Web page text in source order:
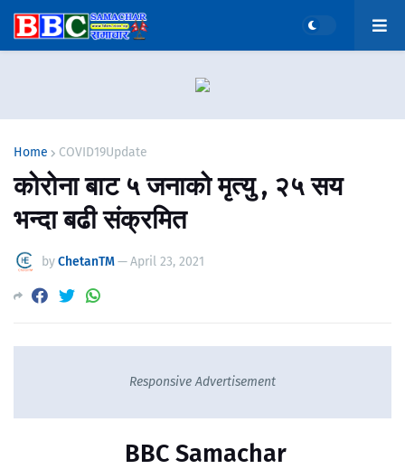
Home COVID19Update
कोरोना बाट ५ जनाको मृत्यु , २५ सय
भन्दा बढी संक्रमित
byChetanTM—April 23, 2021
Responsive Advertisement
BBC Samachar